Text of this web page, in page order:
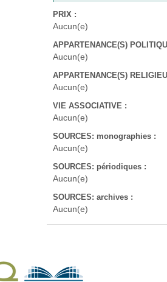
PRIX :
Aucun(e)
APPARTENANCE(S)
Aucun(e)
APPARTENANCE(S)
Aucun(e)
VIE ASSOCIATIVE :
Aucun(e)
SOURCES: monographies :
Aucun(e)
SOURCES: périodiques :
Aucun(e)
SOURCES: archives :
Aucun(e)